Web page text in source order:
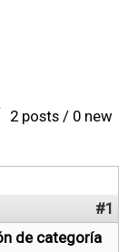
2 posts / 0 new
#1
de categoría